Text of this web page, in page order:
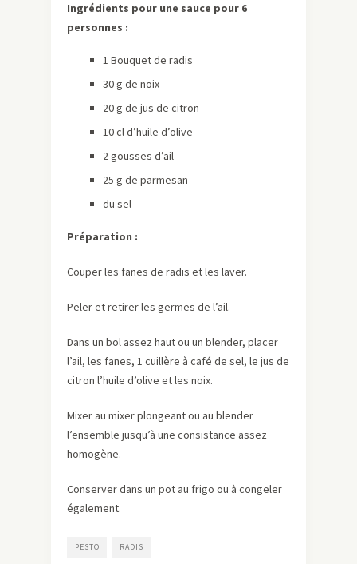
Ingrédients pour une sauce pour 6
personnes :
1 Bouquet de radis
30 g de noix
20 g de jus de citron
10 cl d’huile d’olive
2 gousses d’ail
25 g de parmesan
du sel
Préparation :
Couper les fanes de radis et les laver.
Peler et retirer les germes de l’ail.
Dans un bol assez haut ou un blender, placer
l’ail, les fanes, 1 cuillère à café de sel, le jus de
citron l’huile d’olive et les noix.
Mixer au mixer plongeant ou au blender
l’ensemble jusqu’à une consistance assez
homogène.
Conserver dans un pot au frigo ou à congeler
également.
PESTO RADIS